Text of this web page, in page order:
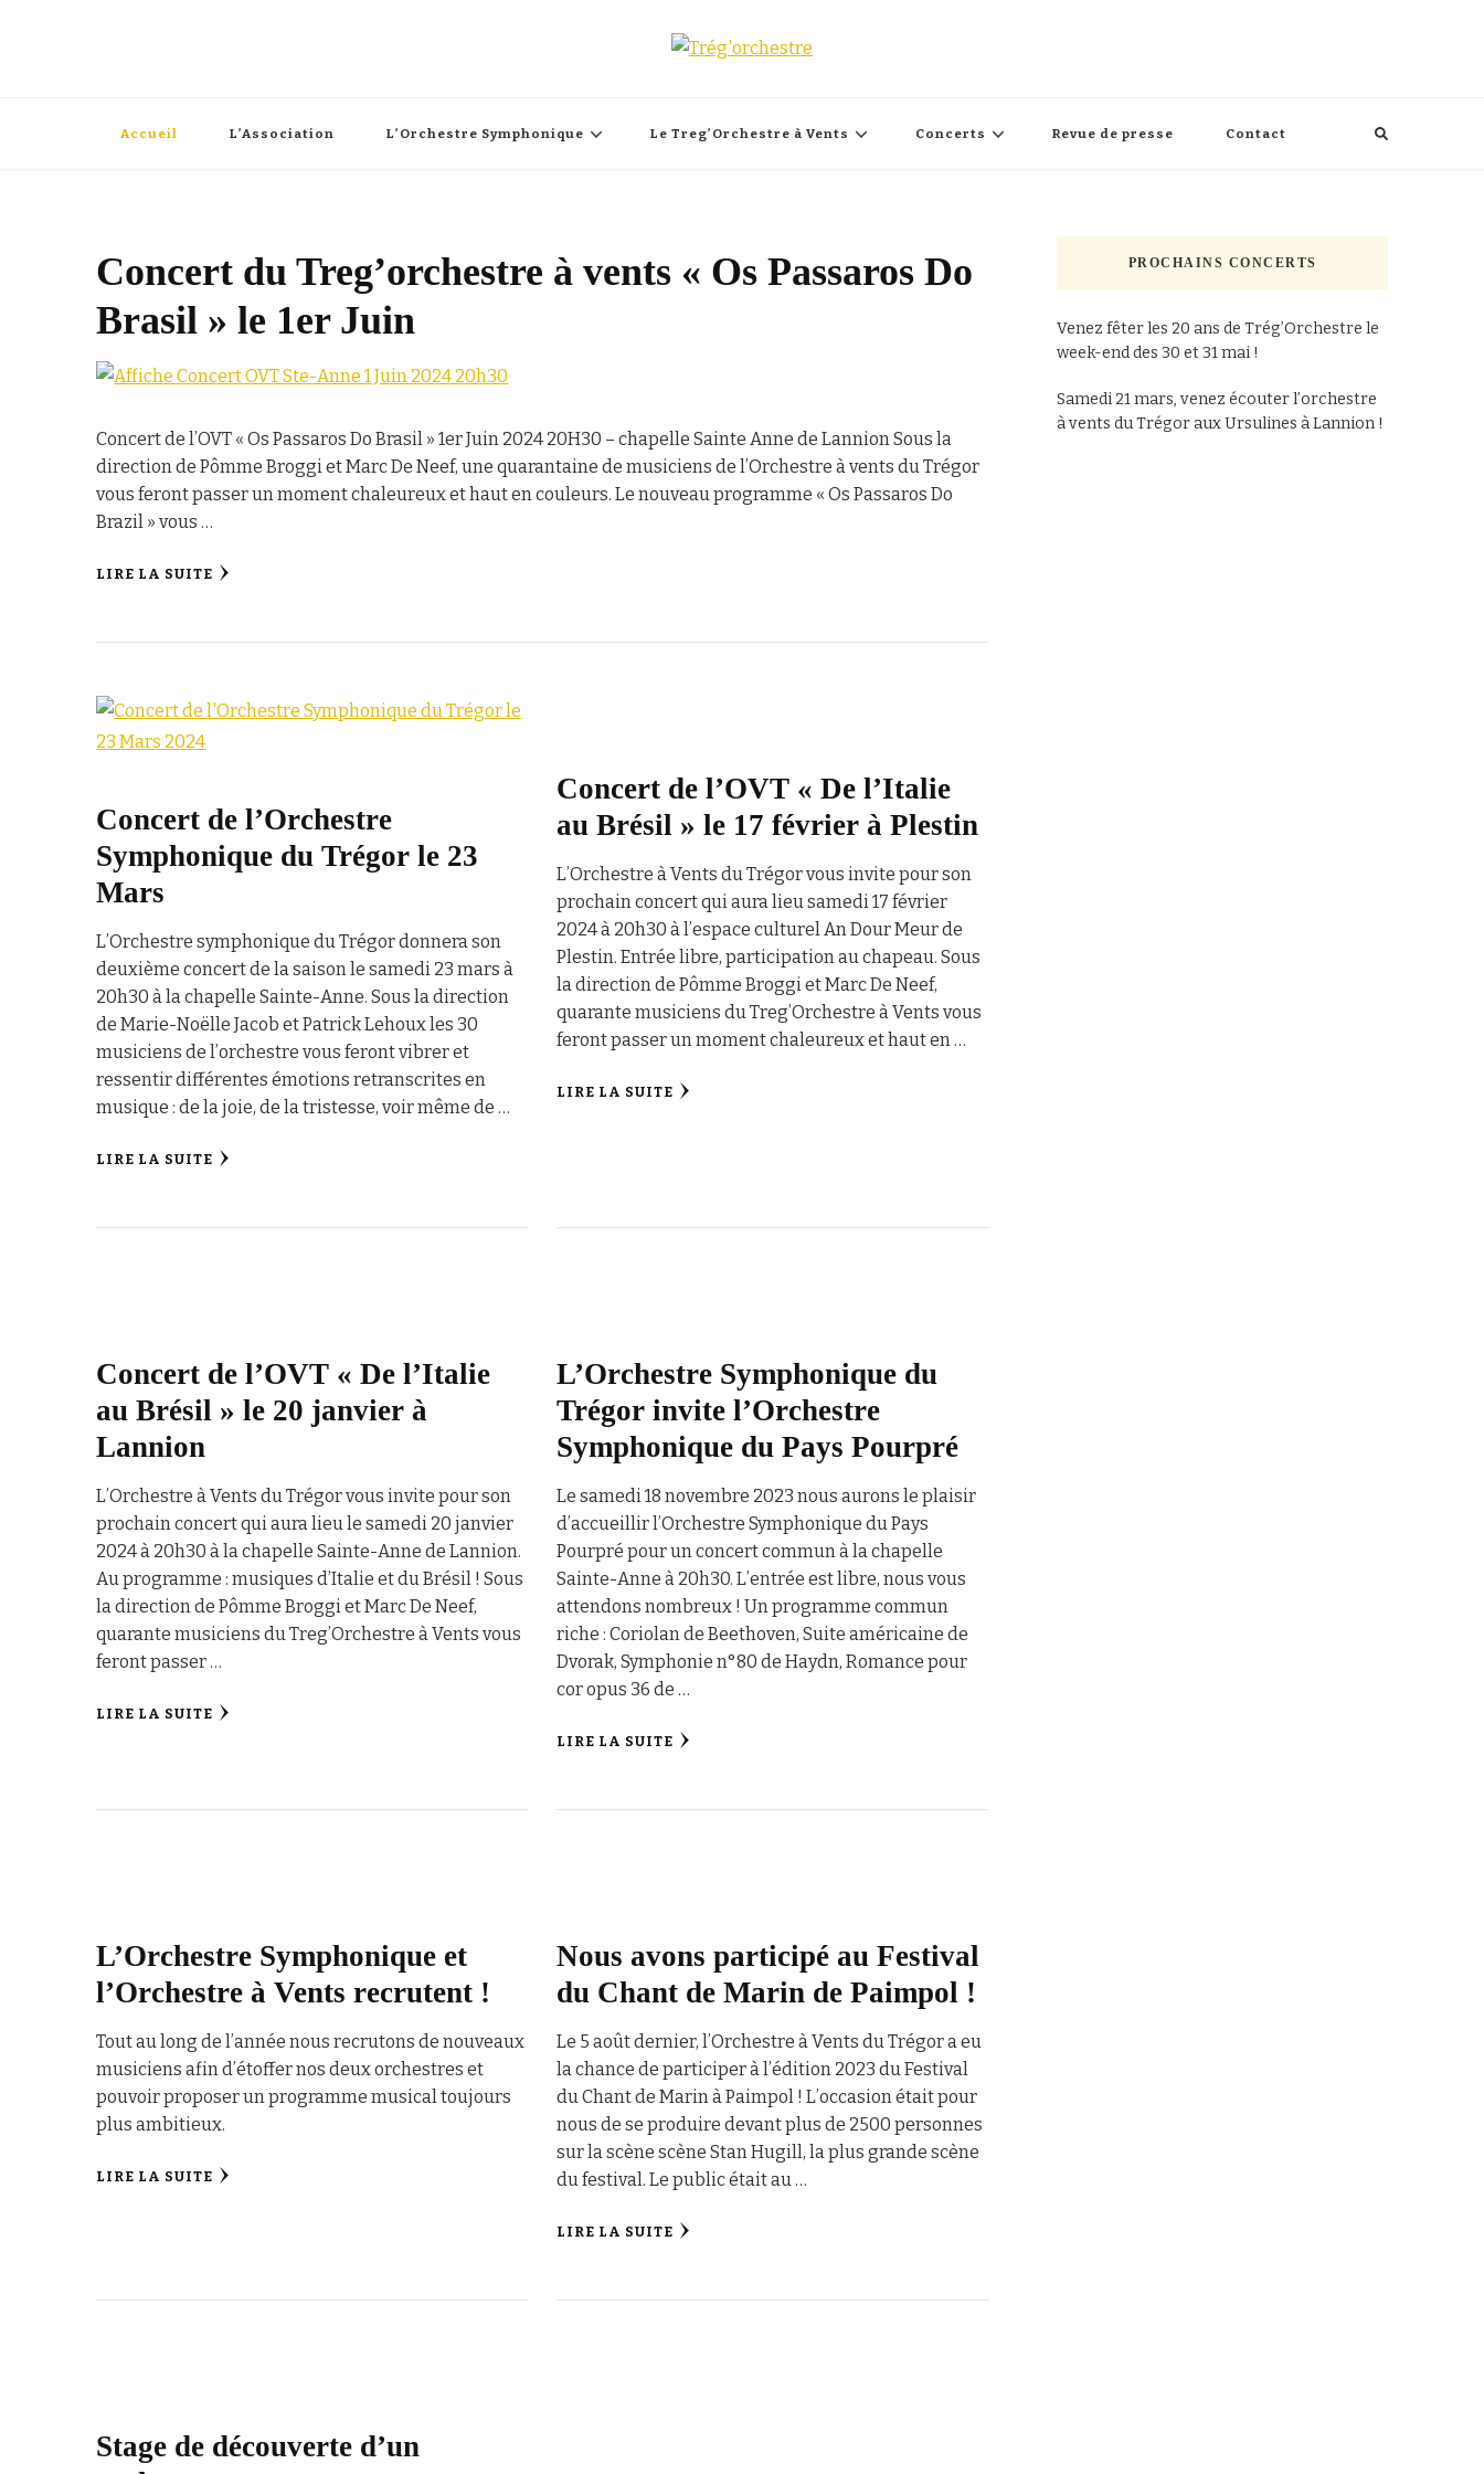
Accueil L’Association L’Orchestre Symphonique Le Treg’Orchestre à Vents Concerts Revue de presse Contact
Concert du Treg’orchestre à vents « Os Passaros Do
Brasil » le 1er Juin
Concert de l’OVT « Os Passaros Do Brasil » 1er Juin 2024 20H30 – chapelle Sainte Anne de Lannion Sous la
direction de Pômme Broggi et Marc De Neef, une quarantaine de musiciens de l’Orchestre à vents du Trégor
vous feront passer un moment chaleureux et haut en couleurs. Le nouveau programme « Os Passaros Do
Brazil » vous …
LIRE LA SUITE
Concert de l’Orchestre
Symphonique du Trégor le 23
Mars
L’Orchestre symphonique du Trégor donnera son
deuxième concert de la saison le samedi 23 mars à
20h30 à la chapelle Sainte-Anne. Sous la direction
de Marie-Noëlle Jacob et Patrick Lehoux les 30
musiciens de l’orchestre vous feront vibrer et
ressentir différentes émotions retranscrites en
musique : de la joie, de la tristesse, voir même de …
LIRE LA SUITE
Concert de l’OVT « De l’Italie
au Brésil » le 17 février à Plestin
L’Orchestre à Vents du Trégor vous invite pour son
prochain concert qui aura lieu samedi 17 février
2024 à 20h30 à l’espace culturel An Dour Meur de
Plestin. Entrée libre, participation au chapeau. Sous
la direction de Pômme Broggi et Marc De Neef,
quarante musiciens du Treg’Orchestre à Vents vous
feront passer un moment chaleureux et haut en …
LIRE LA SUITE
Concert de l’OVT « De l’Italie
au Brésil » le 20 janvier à
Lannion
L’Orchestre à Vents du Trégor vous invite pour son
prochain concert qui aura lieu le samedi 20 janvier
2024 à 20h30 à la chapelle Sainte-Anne de Lannion.
Au programme : musiques d’Italie et du Brésil ! Sous
la direction de Pômme Broggi et Marc De Neef,
quarante musiciens du Treg’Orchestre à Vents vous
feront passer …
LIRE LA SUITE
L’Orchestre Symphonique du
Trégor invite l’Orchestre
Symphonique du Pays Pourpré
Le samedi 18 novembre 2023 nous aurons le plaisir
d’accueillir l’Orchestre Symphonique du Pays
Pourpré pour un concert commun à la chapelle
Sainte-Anne à 20h30. L’entrée est libre, nous vous
attendons nombreux ! Un programme commun
riche : Coriolan de Beethoven, Suite américaine de
Dvorak, Symphonie n°80 de Haydn, Romance pour
cor opus 36 de …
LIRE LA SUITE
L’Orchestre Symphonique et
l’Orchestre à Vents recrutent !
Tout au long de l’année nous recrutons de nouveaux
musiciens afin d’étoffer nos deux orchestres et
pouvoir proposer un programme musical toujours
plus ambitieux.
LIRE LA SUITE
Nous avons participé au Festival
du Chant de Marin de Paimpol !
Le 5 août dernier, l’Orchestre à Vents du Trégor a eu
la chance de participer à l’édition 2023 du Festival
du Chant de Marin à Paimpol ! L’occasion était pour
nous de se produire devant plus de 2500 personnes
sur la scène scène Stan Hugill, la plus grande scène
du festival. Le public était au …
LIRE LA SUITE
Stage de découverte d’un
PROCHAINS CONCERTS
Venez fêter les 20 ans de Trég’Orchestre le
week-end des 30 et 31 mai !
Samedi 21 mars, venez écouter l’orchestre
à vents du Trégor aux Ursulines à Lannion !